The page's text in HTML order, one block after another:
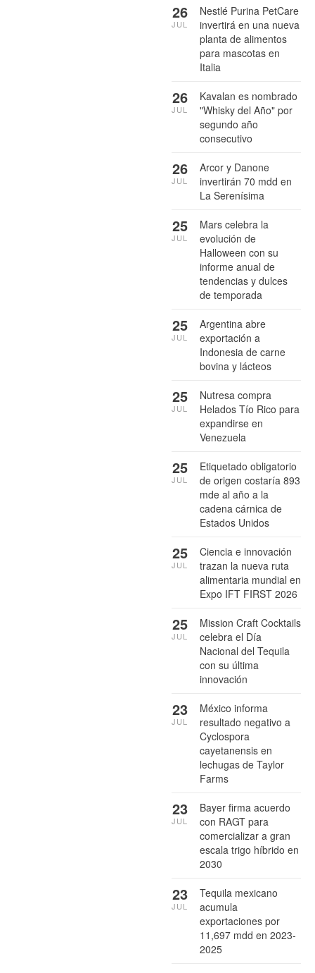
Nestlé Purina PetCare
invertirá en una nueva
planta de alimentos
para mascotas en
Italia
26
JUL
Kavalan es nombrado
"Whisky del Año" por
segundo año
consecutivo
26
JUL
Arcor y Danone
invertirán 70 mdd en
La Serenísima
26
JUL
Mars celebra la
evolución de
Halloween con su
informe anual de
tendencias y dulces
de temporada
25
JUL
Argentina abre
exportación a
Indonesia de carne
bovina y lácteos
25
JUL
Nutresa compra
Helados Tío Rico para
expandirse en
Venezuela
25
JUL
Etiquetado obligatorio
de origen costaría 893
mde al año a la
cadena cárnica de
Estados Unidos
25
JUL
Ciencia e innovación
trazan la nueva ruta
alimentaria mundial en
Expo IFT FIRST 2026
25
JUL
Mission Craft Cocktails
celebra el Día
Nacional del Tequila
con su última
innovación
25
JUL
México informa
resultado negativo a
Cyclospora
cayetanensis en
lechugas de Taylor
Farms
23
JUL
Bayer firma acuerdo
con RAGT para
comercializar a gran
escala trigo híbrido en
2030
23
JUL
Tequila mexicano
acumula
exportaciones por
11,697 mdd en 2023-
2025
23
JUL